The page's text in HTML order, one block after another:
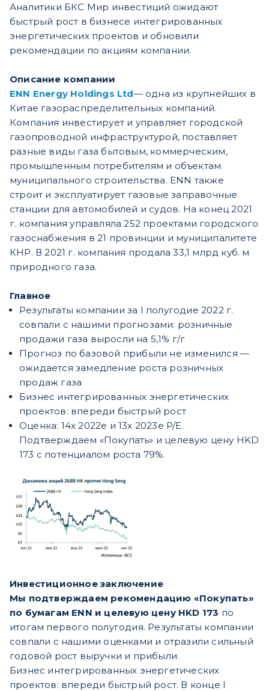
Аналитики БКС Мир инвестиций ожидают
быстрый рост в бизнесе интегрированных
энергетических проектов и обновили
рекомендации по акциям компании.
Описание компании
ENN Energy Holdings Ltd— одна из крупнейших в
Китае газораспределительных компаний.
Компания инвестирует и управляет городской
газопроводной инфраструктурой, поставляет
разные виды газа бытовым, коммерческим,
промышленным потребителям и объектам
муниципального строительства. ENN также
строит и эксплуатирует газовые заправочные
станции для автомобилей и судов. На конец 2021
г. компания управляла 252 проектами городского
газоснабжения в 21 провинции и муниципалитете
КНР. В 2021 г. компания продала 33,1 млрд куб. м
природного газа.
Главное
Результаты компании за I полугодие 2022 г.
совпали с нашими прогнозами: розничные
продажи газа выросли на 5,1% г/г
Прогноз по базовой прибыли не изменился —
ожидается замедление роста розничных
продаж газа
Бизнес интегрированных энергетических
проектов: впереди быстрый рост
Оценка: 14x 2022e и 13x 2023e P/E.
Подтверждаем «Покупать» и целевую цену HKD
173 с потенциалом роста 79%.
Инвестиционное заключение
Мы подтверждаем рекомендацию «Покупать»
по бумагам ENN и целевую цену HKD 173 по
итогам первого полугодия. Результаты компании
совпали с нашими оценками и отразили сильный
годовой рост выручки и прибыли.
Бизнес интегрированных энергетических
проектов: впереди быстрый рост. В конце I